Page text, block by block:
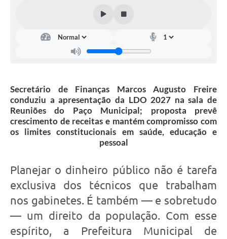
Secretário de Finanças Marcos Augusto Freire
conduziu a apresentação da LDO 2027 na sala de
Reuniões do Paço Municipal; proposta prevê
crescimento de receitas e mantém compromisso com
os limites constitucionais em saúde, educação e
pessoal
Planejar o dinheiro público não é tarefa
exclusiva dos técnicos que trabalham
nos gabinetes. É também — e sobretudo
— um direito da população. Com esse
espírito, a Prefeitura Municipal de